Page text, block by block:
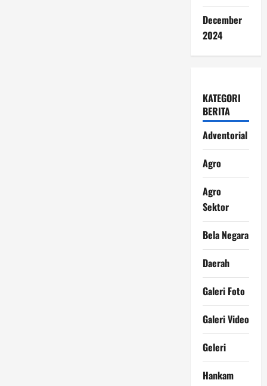
December
2024
KATEGORI
BERITA
Adventorial
Agro
Agro
Sektor
Bela Negara
Daerah
Galeri Foto
Galeri Video
Geleri
Hankam